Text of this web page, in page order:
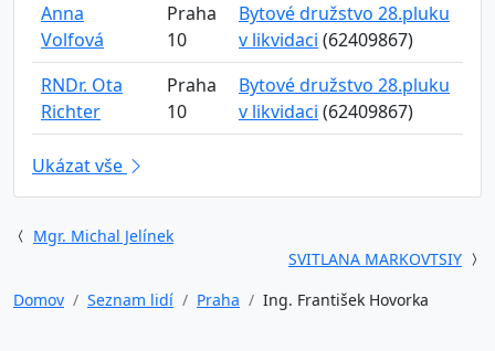
Anna
Volfová
Praha
10
Bytové družstvo 28.pluku
v likvidaci (62409867)
RNDr. Ota
Richter
Praha
10
Bytové družstvo 28.pluku
v likvidaci (62409867)
Ukázat vše
Mgr. Michal Jelínek
SVITLANA MARKOVTSIY
Domov
Seznam lidí Praha Ing. František Hovorka